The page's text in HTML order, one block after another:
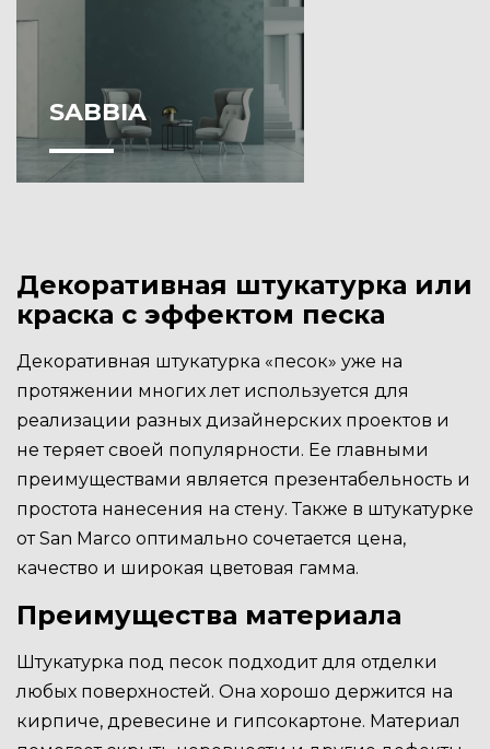
SABBIA
Декоративная штукатурка или
краска с эффектом песка
Декоративная штукатурка «песок» уже на
протяжении многих лет используется для
реализации разных дизайнерских проектов и
не теряет своей популярности. Ее главными
преимуществами является презентабельность и
простота нанесения на стену. Также в штукатурке
от San Marco оптимально сочетается цена,
качество и широкая цветовая гамма.
Преимущества материала
Штукатурка под песок подходит для отделки
любых поверхностей. Она хорошо держится на
кирпиче, древесине и гипсокартоне. Материал